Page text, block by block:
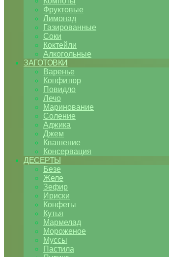
Фруктовые
Лимонад
Газированные
Соки
Коктейли
Алкогольные
ЗАГОТОВКИ
Варенье
Конфитюр
Повидло
Лечо
Маринование
Соление
Аджика
Джем
Квашение
Консервация
ДЕСЕРТЫ
Безе
Желе
Зефир
Ириски
Конфеты
Кутья
Мармелад
Мороженое
Муссы
Пастила